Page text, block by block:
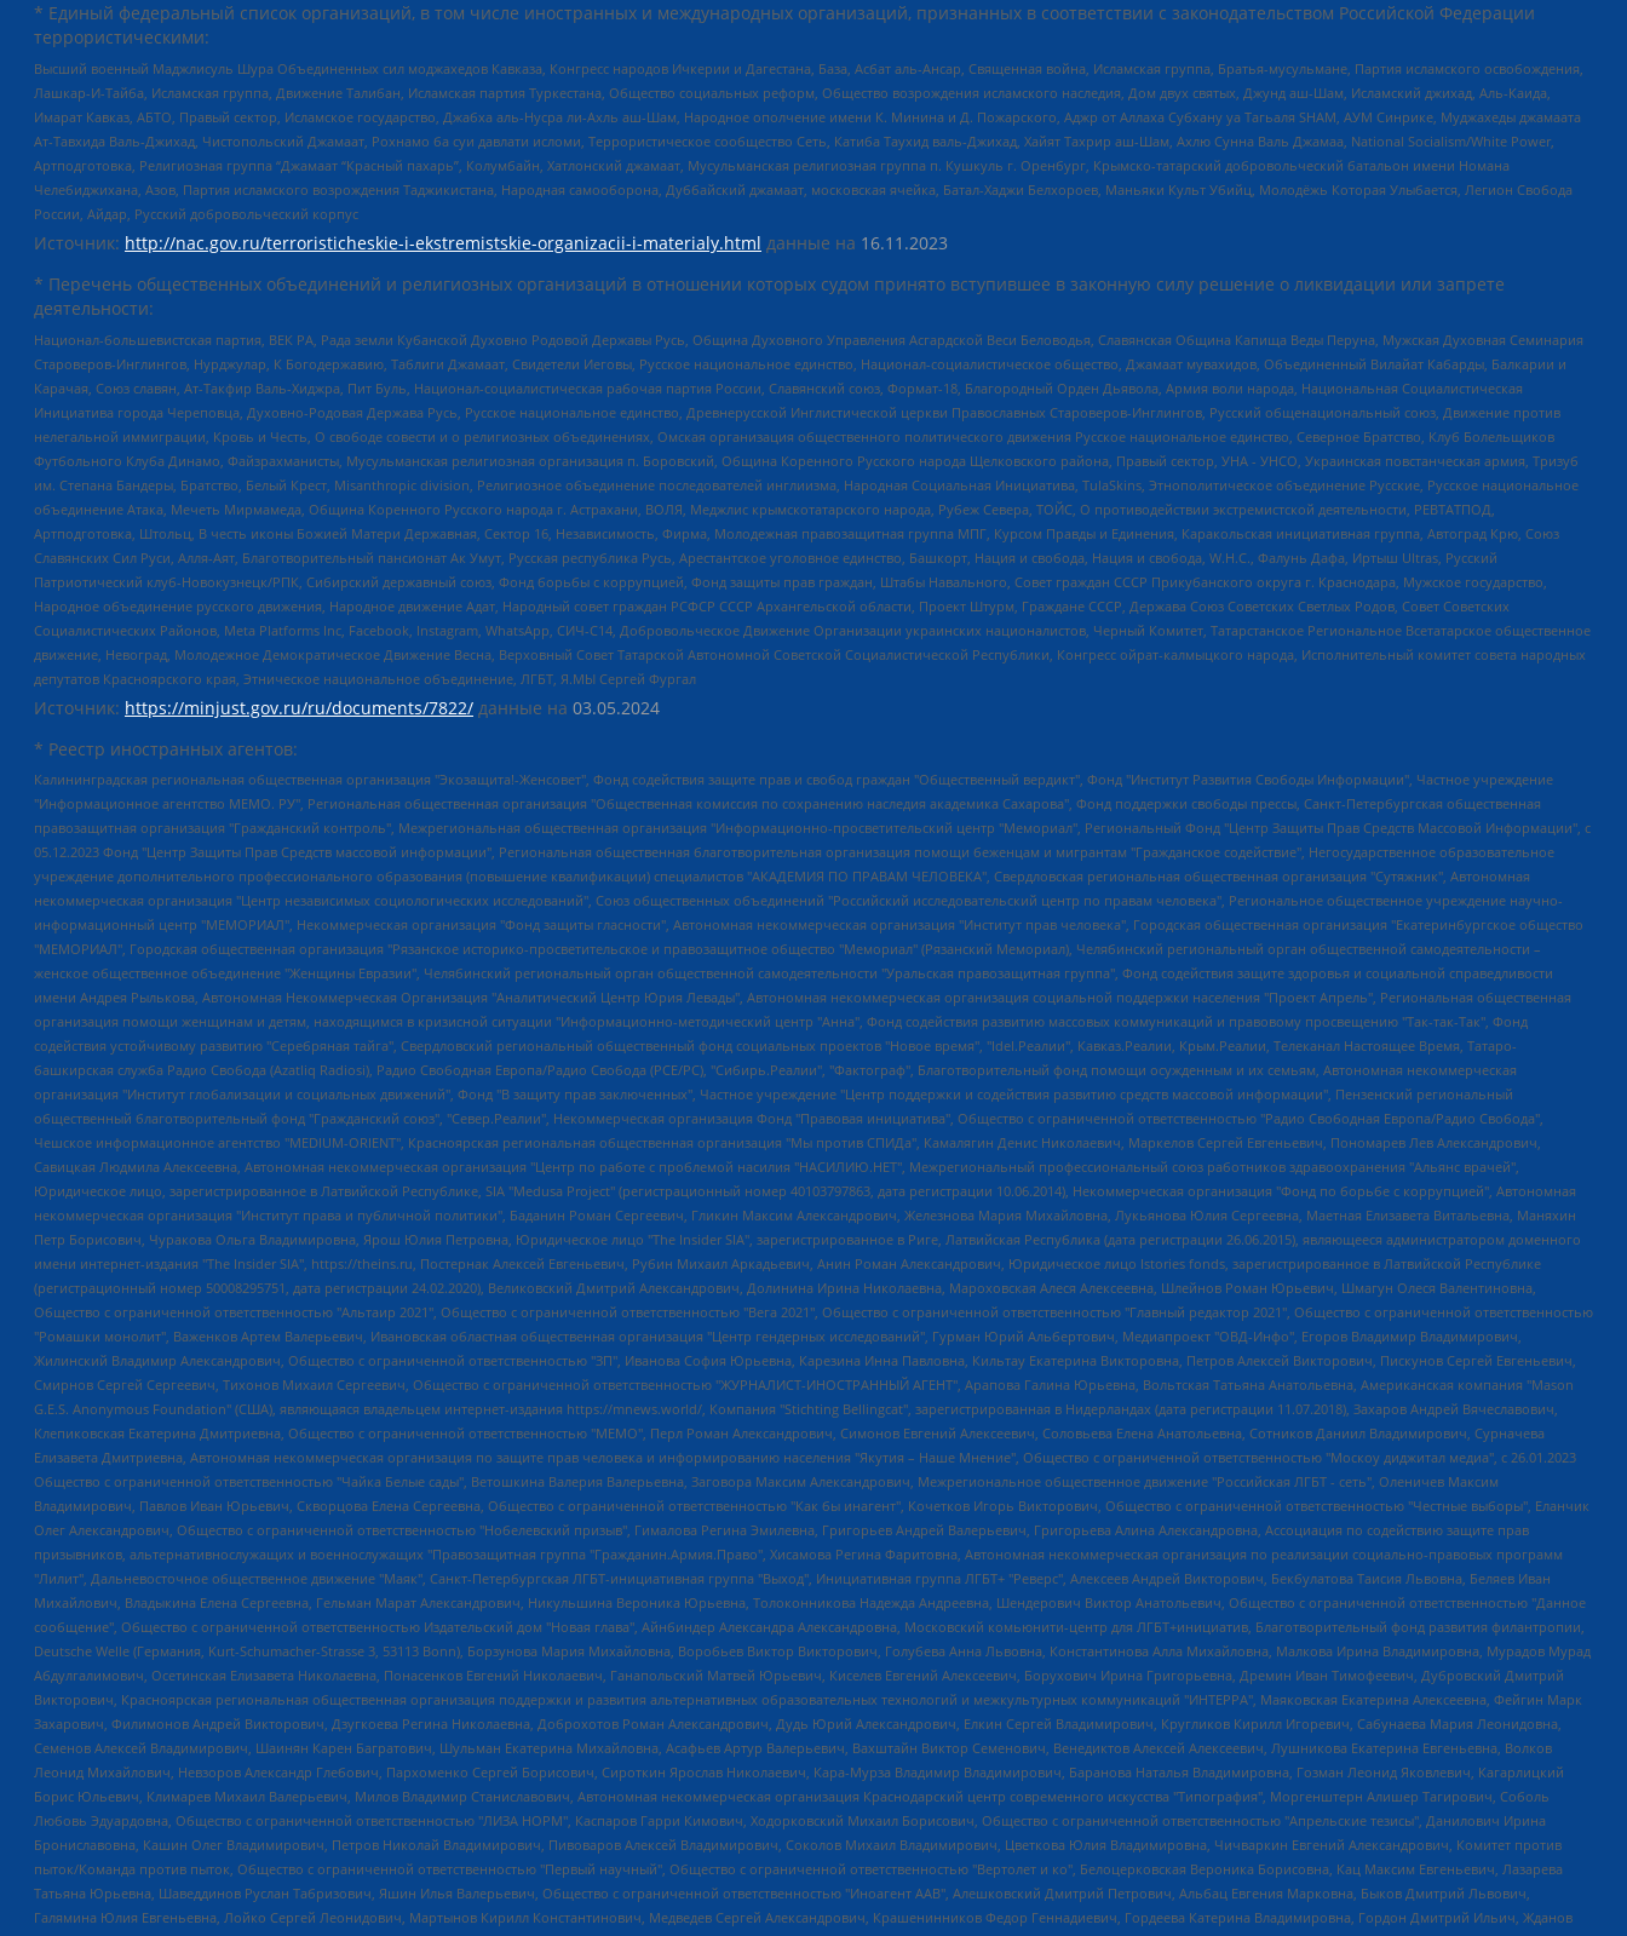
* Единый федеральный список организаций, в том числе иностранных и международных организаций, признанных в соответствии с законодательством Российской Федерации
террористическими:
Высший военный Маджлисуль Шура Объединенных сил моджахедов Кавказа, Конгресс народов Ичкерии и Дагестана, База, Асбат аль-Ансар, Священная война, Исламская группа, Братья-мусульмане, Партия исламского освобождения,
Лашкар-И-Тайба, Исламская группа, Движение Талибан, Исламская партия Туркестана, Общество социальных реформ, Общество возрождения исламского наследия, Дом двух святых, Джунд аш-Шам, Исламский джихад, Аль-Каида,
Имарат Кавказ, АБТО, Правый сектор, Исламское государство, Джабха аль-Нусра ли-Ахль аш-Шам, Народное ополчение имени К. Минина и Д. Пожарского, Аджр от Аллаха Субхану уа Тагьаля SHAM, АУМ Синрике, Муджахеды джамаата
Ат-Тавхида Валь-Джихад, Чистопольский Джамаат, Рохнамо ба суи давлати исломи, Террористическое сообщество Сеть, Катиба Таухид валь-Джихад, Хайят Тахрир аш-Шам, Ахлю Сунна Валь Джамаа, National Socialism/White Power,
Артподготовка, Религиозная группа “Джамаат “Красный пахарь”, Колумбайн, Хатлонский джамаат, Мусульманская религиозная группа п. Кушкуль г. Оренбург, Крымско-татарский добровольческий батальон имени Номана
Челебиджихана, Азов, Партия исламского возрождения Таджикистана, Народная самооборона, Дуббайский джамаат, московская ячейка, Батал-Хаджи Белхороев, Маньяки Культ Убийц, Молодёжь Которая Улыбается, Легион Свобода
России, Айдар, Русский добровольческий корпус
Источник: http://nac.gov.ru/terroristicheskie-i-ekstremistskie-organizacii-i-materialy.html данные на 16.11.2023
* Перечень общественных объединений и религиозных организаций в отношении которых судом принято вступившее в законную силу решение о ликвидации или запрете
деятельности:
Национал-большевистская партия, ВЕК РА, Рада земли Кубанской Духовно Родовой Державы Русь, Община Духовного Управления Асгардской Веси Беловодья, Славянская Община Капища Веды Перуна, Мужская Духовная Семинария
Староверов-Инглингов, Нурджулар, К Богодержавию, Таблиги Джамаат, Свидетели Иеговы, Русское национальное единство, Национал-социалистическое общество, Джамаат мувахидов, Объединенный Вилайат Кабарды, Балкарии и
Карачая, Союз славян, Ат-Такфир Валь-Хиджра, Пит Буль, Национал-социалистическая рабочая партия России, Славянский союз, Формат-18, Благородный Орден Дьявола, Армия воли народа, Национальная Социалистическая
Инициатива города Череповца, Духовно-Родовая Держава Русь, Русское национальное единство, Древнерусской Инглистической церкви Православных Староверов-Инглингов, Русский общенациональный союз, Движение против
нелегальной иммиграции, Кровь и Честь, О свободе совести и о религиозных объединениях, Омская организация общественного политического движения Русское национальное единство, Северное Братство, Клуб Болельщиков
Футбольного Клуба Динамо, Файзрахманисты, Мусульманская религиозная организация п. Боровский, Община Коренного Русского народа Щелковского района, Правый сектор, УНА - УНСО, Украинская повстанческая армия, Тризуб
им. Степана Бандеры, Братство, Белый Крест, Misanthropic division, Религиозное объединение последователей инглиизма, Народная Социальная Инициатива, TulaSkins, Этнополитическое объединение Русские, Русское национальное
объединение Атака, Мечеть Мирмамеда, Община Коренного Русского народа г. Астрахани, ВОЛЯ, Меджлис крымскотатарского народа, Рубеж Севера, ТОЙС, О противодействии экстремистской деятельности, РЕВТАТПОД,
Артподготовка, Штольц, В честь иконы Божией Матери Державная, Сектор 16, Независимость, Фирма, Молодежная правозащитная группа МПГ, Курсом Правды и Единения, Каракольская инициативная группа, Автоград Крю, Союз
Славянских Сил Руси, Алля-Аят, Благотворительный пансионат Ак Умут, Русская республика Русь, Арестантское уголовное единство, Башкорт, Нация и свобода, Нация и свобода, W.H.С., Фалунь Дафа, Иртыш Ultras, Русский
Патриотический клуб-Новокузнецк/РПК, Сибирский державный союз, Фонд борьбы с коррупцией, Фонд защиты прав граждан, Штабы Навального, Совет граждан СССР Прикубанского округа г. Краснодара, Мужское государство,
Народное объединение русского движения, Народное движение Адат, Народный совет граждан РСФСР СССР Архангельской области, Проект Штурм, Граждане СССР, Держава Союз Советских Светлых Родов, Совет Советских
Социалистических Районов, Meta Platforms Inc, Facebook, Instagram, WhatsApp, СИЧ-С14, Добровольческое Движение Организации украинских националистов, Черный Комитет, Татарстанское Региональное Всетатарское общественное
движение, Невоград, Молодежное Демократическое Движение Весна, Верховный Совет Татарской Автономной Советской Социалистической Республики, Конгресс ойрат-калмыцкого народа, Исполнительный комитет совета народных
депутатов Красноярского края, Этническое национальное объединение, ЛГБТ, Я.МЫ Сергей Фургал
Источник: https://minjust.gov.ru/ru/documents/7822/ данные на 03.05.2024
* Реестр иностранных агентов:
Калининградская региональная общественная организация "Экозащита!-Женсовет", Фонд содействия защите прав и свобод граждан "Общественный вердикт", Фонд "Институт Развития Свободы Информации", Частное учреждение "Информационное агентство МЕМО. РУ", Региональная общественная организация "Общественная комиссия по сохранению наследия академика Сахарова", Фонд поддержки свободы прессы, Санкт-Петербургская общественная правозащитная организация "Гражданский контроль", Межрегиональная общественная организация "Информационно-просветительский центр "Мемориал", Региональный Фонд "Центр Защиты Прав Средств Массовой Информации", с 05.12.2023 Фонд "Центр Защиты Прав Средств массовой информации", Региональная общественная благотворительная организация помощи беженцам и мигрантам "Гражданское содействие", Негосударственное образовательное учреждение дополнительного профессионального образования (повышение квалификации) специалистов "АКАДЕМИЯ ПО ПРАВАМ ЧЕЛОВЕКА", Свердловская региональная общественная организация "Сутяжник", Автономная некоммерческая организация "Центр независимых социологических исследований", Союз общественных объединений "Российский исследовательский центр по правам человека", Региональное общественное учреждение научно-информационный центр "МЕМОРИАЛ", Некоммерческая организация "Фонд защиты гласности", Автономная некоммерческая организация "Институт прав человека", Городская общественная организация "Екатеринбургское общество "МЕМОРИАЛ", Городская общественная организация "Рязанское историко-просветительское и правозащитное общество "Мемориал" (Рязанский Мемориал), Челябинский региональный орган общественной самодеятельности – женское общественное объединение "Женщины Евразии", Челябинский региональный орган общественной самодеятельности "Уральская правозащитная группа", Фонд содействия защите здоровья и социальной справедливости имени Андрея Рылькова, Автономная Некоммерческая Организация "Аналитический Центр Юрия Левады", Автономная некоммерческая организация социальной поддержки населения "Проект Апрель", Региональная общественная организация помощи женщинам и детям, находящимся в кризисной ситуации "Информационно-методический центр "Анна", Фонд содействия развитию массовых коммуникаций и правовому просвещению "Так-так-Так", Фонд содействия устойчивому развитию "Серебряная тайга", Свердловский региональный общественный фонд социальных проектов "Новое время", "Idel.Реалии", Кавказ.Реалии, Крым.Реалии, Телеканал Настоящее Время, Татаро-башкирская служба Радио Свобода (Azatliq Radiosi), Радио Свободная Европа/Радио Свобода (PCE/PC), "Сибирь.Реалии", "Фактограф", Благотворительный фонд помощи осужденным и их семьям, Автономная некоммерческая организация "Институт глобализации и социальных движений", Фонд "В защиту прав заключенных", Частное учреждение "Центр поддержки и содействия развитию средств массовой информации", Пензенский региональный общественный благотворительный фонд "Гражданский союз", "Север.Реалии", Некоммерческая организация Фонд "Правовая инициатива", Общество с ограниченной ответственностью "Радио Свободная Европа/Радио Свобода", Чешское информационное агентство "MEDIUM-ORIENT", Красноярская региональная общественная организация "Мы против СПИДа", Камалягин Денис Николаевич, Маркелов Сергей Евгеньевич, Пономарев Лев Александрович, Савицкая Людмила Алексеевна, Автономная некоммерческая организация "Центр по работе с проблемой насилия "НАСИЛИЮ.НЕТ", Межрегиональный профессиональный союз работников здравоохранения "Альянс врачей", Юридическое лицо, зарегистрированное в Латвийской Республике, SIA "Medusa Project" (регистрационный номер 40103797863, дата регистрации 10.06.2014), Некоммерческая организация "Фонд по борьбе с коррупцией", Автономная некоммерческая организация "Институт права и публичной политики", Баданин Роман Сергеевич, Гликин Максим Александрович, Железнова Мария Михайловна, Лукьянова Юлия Сергеевна, Маетная Елизавета Витальевна, Маняхин Петр Борисович, Чуракова Ольга Владимировна, Ярош Юлия Петровна, Юридическое лицо "The Insider SIA", зарегистрированное в Риге, Латвийская Республика (дата регистрации 26.06.2015), являющееся администратором доменного имени интернет-издания "The Insider SIA", https://theins.ru, Постернак Алексей Евгеньевич, Рубин Михаил Аркадьевич, Анин Роман Александрович, Юридическое лицо Istories fonds, зарегистрированное в Латвийской Республике (регистрационный номер 50008295751, дата регистрации 24.02.2020), Великовский Дмитрий Александрович, Долинина Ирина Николаевна, Мароховская Алеся Алексеевна, Шлейнов Роман Юрьевич, Шмагун Олеся Валентиновна, Общество с ограниченной ответственностью "Альтаир 2021", Общество с ограниченной ответственностью "Вега 2021", Общество с ограниченной ответственностью "Главный редактор 2021", Общество с ограниченной ответственностью "Ромашки монолит", Важенков Артем Валерьевич, Ивановская областная общественная организация "Центр гендерных исследований", Гурман Юрий Альбертович, Медиапроект "ОВД-Инфо", Егоров Владимир Владимирович, Жилинский Владимир Александрович, Общество с ограниченной ответственностью "ЗП", Иванова София Юрьевна, Карезина Инна Павловна, Кильтау Екатерина Викторовна, Петров Алексей Викторович, Пискунов Сергей Евгеньевич, Смирнов Сергей Сергеевич, Тихонов Михаил Сергеевич, Общество с ограниченной ответственностью "ЖУРНАЛИСТ-ИНОСТРАННЫЙ АГЕНТ", Арапова Галина Юрьевна, Вольтская Татьяна Анатольевна, Американская компания "Mason G.E.S. Anonymous Foundation" (США), являющаяся владельцем интернет-издания https://mnews.world/, Компания "Stichting Bellingcat", зарегистрированная в Нидерландах (дата регистрации 11.07.2018), Захаров Андрей Вячеславович, Клепиковская Екатерина Дмитриевна, Общество с ограниченной ответственностью "МЕМО", Перл Роман Александрович, Симонов Евгений Алексеевич, Соловьева Елена Анатольевна, Сотников Даниил Владимирович, Сурначева Елизавета Дмитриевна, Автономная некоммерческая организация по защите прав человека и информированию населения "Якутия – Наше Мнение", Общество с ограниченной ответственностью "Москоу диджитал медиа", с 26.01.2023 Общество с ограниченной ответственностью "Чайка Белые сады", Ветошкина Валерия Валерьевна, Заговора Максим Александрович, Межрегиональное общественное движение "Российская ЛГБТ - сеть", Оленичев Максим Владимирович, Павлов Иван Юрьевич, Скворцова Елена Сергеевна, Общество с ограниченной ответственностью "Как бы инагент", Кочетков Игорь Викторович, Общество с ограниченной ответственностью "Честные выборы", Еланчик Олег Александрович, Общество с ограниченной ответственностью "Нобелевский призыв", Гималова Регина Эмилевна, Григорьев Андрей Валерьевич, Григорьева Алина Александровна, Ассоциация по содействию защите прав призывников, альтернативнослужащих и военнослужащих "Правозащитная группа "Гражданин.Армия.Право", Хисамова Регина Фаритовна, Автономная некоммерческая организация по реализации социально-правовых программ "Лилит", Дальневосточное общественное движение "Маяк", Санкт-Петербургская ЛГБТ-инициативная группа "Выход", Инициативная группа ЛГБТ+ "Реверс", Алексеев Андрей Викторович, Бекбулатова Таисия Львовна, Беляев Иван Михайлович, Владыкина Елена Сергеевна, Гельман Марат Александрович, Никульшина Вероника Юрьевна, Толоконникова Надежда Андреевна, Шендерович Виктор Анатольевич, Общество с ограниченной ответственностью "Данное сообщение", Общество с ограниченной ответственностью Издательский дом "Новая глава", Айнбиндер Александра Александровна, Московский комьюнити-центр для ЛГБТ+инициатив, Благотворительный фонд развития филантропии, Deutsche Welle (Германия, Kurt-Schumacher-Strasse 3, 53113 Bonn), Борзунова Мария Михайловна, Воробьев Виктор Викторович, Голубева Анна Львовна, Константинова Алла Михайловна, Малкова Ирина Владимировна, Мурадов Мурад Абдулгалимович, Осетинская Елизавета Николаевна, Понасенков Евгений Николаевич, Ганапольский Матвей Юрьевич, Киселев Евгений Алексеевич, Борухович Ирина Григорьевна, Дремин Иван Тимофеевич, Дубровский Дмитрий Викторович, Красноярская региональная общественная организация поддержки и развития альтернативных образовательных технологий и межкультурных коммуникаций "ИНТЕРРА", Маяковская Екатерина Алексеевна, Фейгин Марк Захарович, Филимонов Андрей Викторович, Дзугкоева Регина Николаевна, Доброхотов Роман Александрович, Дудь Юрий Александрович, Елкин Сергей Владимирович, Кругликов Кирилл Игоревич, Сабунаева Мария Леонидовна, Семенов Алексей Владимирович, Шаинян Карен Багратович, Шульман Екатерина Михайловна, Асафьев Артур Валерьевич, Вахштайн Виктор Семенович, Венедиктов Алексей Алексеевич, Лушникова Екатерина Евгеньевна, Волков Леонид Михайлович, Невзоров Александр Глебович, Пархоменко Сергей Борисович, Сироткин Ярослав Николаевич, Кара-Мурза Владимир Владимирович, Баранова Наталья Владимировна, Гозман Леонид Яковлевич, Кагарлицкий Борис Юльевич, Климарев Михаил Валерьевич, Милов Владимир Станиславович, Автономная некоммерческая организация Краснодарский центр современного искусства "Типография", Моргенштерн Алишер Тагирович, Соболь Любовь Эдуардовна, Общество с ограниченной ответственностью "ЛИЗА НОРМ", Каспаров Гарри Кимович, Ходорковский Михаил Борисович, Общество с ограниченной ответственностью "Апрельские тезисы", Данилович Ирина Брониславовна, Кашин Олег Владимирович, Петров Николай Владимирович, Пивоваров Алексей Владимирович, Соколов Михаил Владимирович, Цветкова Юлия Владимировна, Чичваркин Евгений Александрович, Комитет против пыток/Команда против пыток, Общество с ограниченной ответственностью "Первый научный", Общество с ограниченной ответственностью "Вертолет и ко", Белоцерковская Вероника Борисовна, Кац Максим Евгеньевич, Лазарева Татьяна Юрьевна, Шаведдинов Руслан Табризович, Яшин Илья Валерьевич, Общество с ограниченной ответственностью "Иноагент ААВ", Алешковский Дмитрий Петрович, Альбац Евгения Марковна, Быков Дмитрий Львович, Галямина Юлия Евгеньевна, Лойко Сергей Леонидович, Мартынов Кирилл Константинович, Медведев Сергей Александрович, Крашенинников Федор Геннадиевич, Гордеева Катерина Вл